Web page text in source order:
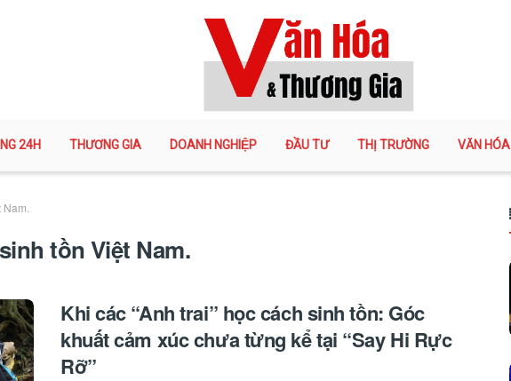
24H THƯƠNG GIA DOANH NGHIỆP ĐẦU TƯ THỊ TRƯỜNG VĂN HÓA
tồn Việt Nam.
Khi các “Anh trai” học cách sinh tồn: Góc
khuất cảm xúc chưa từng kể tại “Say Hi Rực
Rỡ”